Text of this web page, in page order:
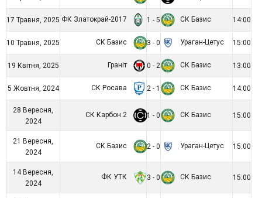
17 Травня, 2025 ФК Златокрай-2017 1 - 5 СК Базис 14:00
10 Травня, 2025 СК Базис 3 - 0 Ураган-Цетус 15:00
19 Квітня, 2025 Граніт 0 - 2 СК Базис 13:00
5 Жовтня, 2024 СК Росава 2 - 1 СК Базис 14:00
28 Вересня,
2024
СК Карбон 2 1 - 0 СК Базис 15:00
21 Вересня,
2024
СК Базис 2 - 0 Ураган-Цетус 15:00
14 Вересня,
2024
ФК УТК 3 - 0 СК Базис 15:00